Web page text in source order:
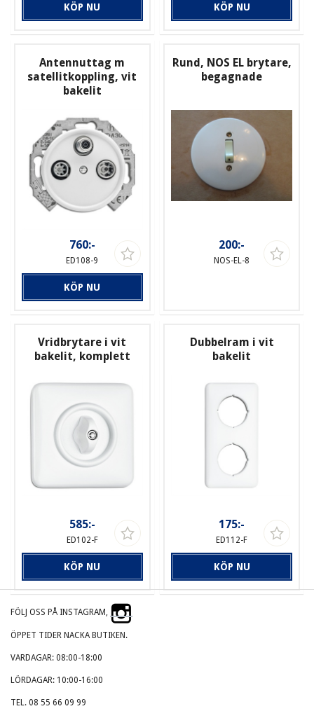
KÖP NU KÖP NU
Antennuttag m
satellitkoppling, vit
bakelit
760:-
ED108-9
KÖP NU
Rund, NOS EL brytare,
begagnade
200:-
NOS-EL-8
Vridbrytare i vit
bakelit, komplett
585:-
ED102-F
KÖP NU
Dubbelram i vit
bakelit
175:-
ED112-F
KÖP NU
FÖLJ OSS PÅ INSTAGRAM,
ÖPPET TIDER NACKA BUTIKEN.
VARDAGAR: 08:00-18:00
LÖRDAGAR: 10:00-16:00
TEL. 08 55 66 09 99